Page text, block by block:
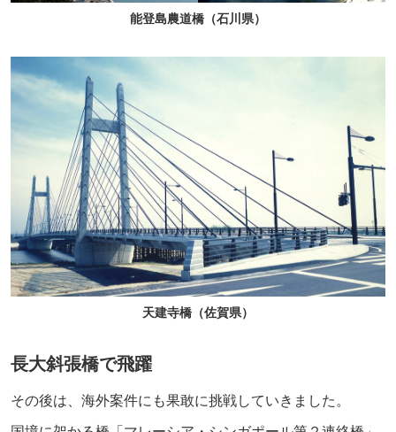
能登島農道橋（石川県）
天建寺橋（佐賀県）
長大斜張橋で飛躍
その後は、海外案件にも果敢に挑戦していきました。